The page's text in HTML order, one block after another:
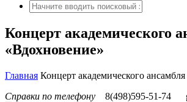
Концерт академического
«Вдохновение»
Главная Концерт академического
Справки по телефону
8(498)595-51-74